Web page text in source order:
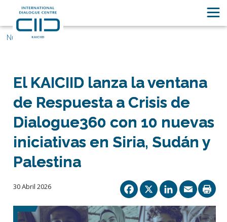
Nuestras historias
El KAICIID lanza la ventana
de Respuesta a Crisis de
Dialogue360 con 10 nuevas
iniciativas en Siria, Sudán y
Palestina
30 Abril 2026 Facebook
X